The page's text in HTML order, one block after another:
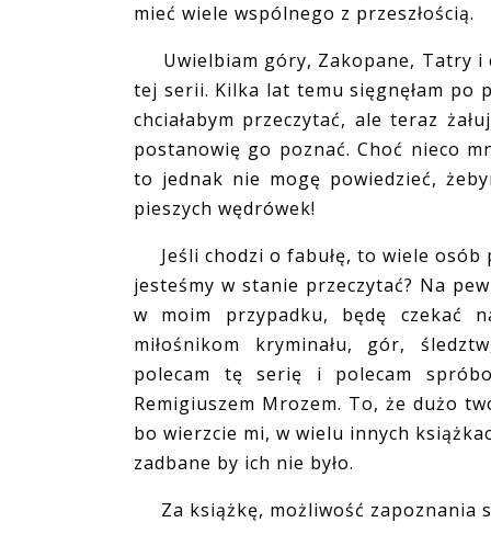
mieć wiele wspólnego z przeszłością.
Uwielbiam góry, Zakopane, Tatry i
tej serii. Kilka lat temu sięgnęłam po
chciałabym przeczytać, ale teraz
postanowię go poznać. Choć nieco
to jednak nie mogę powiedzieć,
pieszych wędrówek!
Jeśli chodzi o fabułę, to wiele osób
jesteśmy w stanie przeczytać? Na
w moim przypadku, będę czekać
miłośnikom kryminału, gór,
polecam tę serię i polecam
Remigiuszem Mrozem. To, że dużo
bo wierzcie mi, w wielu innych
zadbane by ich nie było.
Za książkę, możliwość zapoznania